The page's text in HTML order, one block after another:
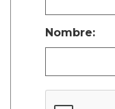
Nombre: